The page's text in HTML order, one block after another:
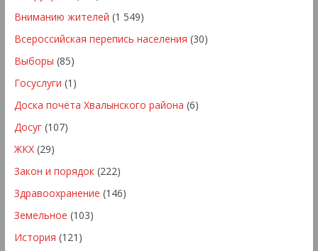
Вниманию жителей (1 549)
Всероссийская перепись населения (30)
Выборы (85)
Госуслуги (1)
Доска почёта Хвалынского района (6)
Досуг(107)
ЖКХ(29)
Закон и порядок(222)
Здравоохранение (146)
Земельное (103)
История (121)